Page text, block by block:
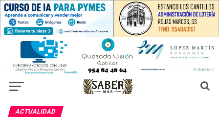
ACTUALIDAD